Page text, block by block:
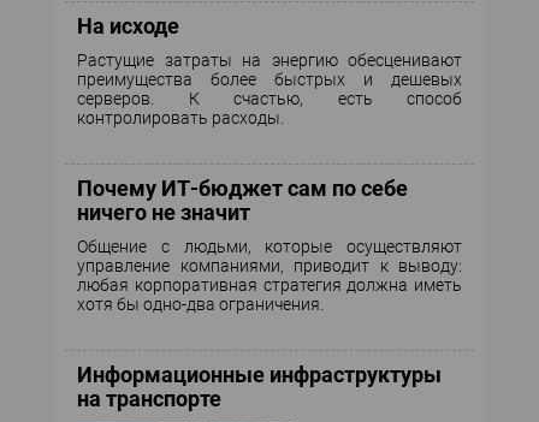
На исходе
Растущие затраты на энергию обесценивают
преимущества более быстрых и дешевых
серверов. К счастью, есть способ
контролировать расходы.
Почему ИТ-бюджет сам по себе
ничего не значит
Общение с людьми, которые осуществляют
управление компаниями, приводит к выводу:
любая корпоративная стратегия должна иметь
хотя бы одно-два ограничения.
Информационные инфраструктуры
на транспорте